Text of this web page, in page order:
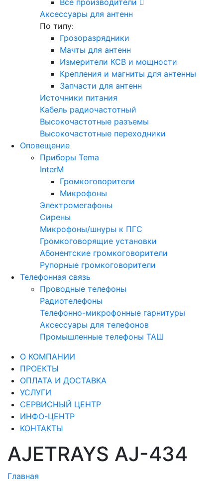
Все производители
Аксессуары для антенн
По типу:
Грозоразрядники
Мачты для антенн
Измерители КСВ и мощности
Крепления и магниты для антенны
Запчасти для антенн
Источники питания
Кабель радиочастотный
Высокочастотные разъемы
Высокочастотные переходники
Оповещение
Приборы Tema
InterM
Громкоговорители
Микрофоны
Электромегафоны
Сирены
Микрофоны/шнуры к ПГС
Громкоговорящие установки
Абонентские громкоговорители
Рупорные громкоговорители
Телефонная связь
Проводные телефоны
Радиотелефоны
Телефонно-микрофонные гарнитуры
Аксессуары для телефонов
Промышленные телефоны ТАШ
О КОМПАНИИ
ПРОЕКТЫ
ОПЛАТА И ДОСТАВКА
УСЛУГИ
СЕРВИСНЫЙ ЦЕНТР
ИНФО-ЦЕНТР
КОНТАКТЫ
AJETRAYS AJ-434
Главная